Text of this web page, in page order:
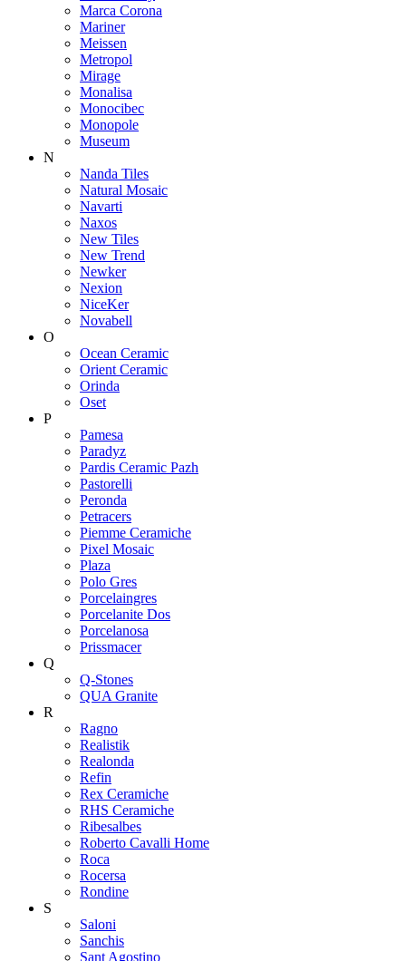
Marca Corona
Mariner
Meissen
Metropol
Mirage
Monalisa
Monocibec
Monopole
Museum
N
Nanda Tiles
Natural Mosaic
Navarti
Naxos
New Tiles
New Trend
Newker
Nexion
NiceKer
Novabell
O
Ocean Ceramic
Orient Ceramic
Orinda
Oset
P
Pamesa
Paradyz
Pardis Ceramic Pazh
Pastorelli
Peronda
Petracers
Piemme Ceramiche
Pixel Mosaic
Plaza
Polo Gres
Porcelaingres
Porcelanite Dos
Porcelanosa
Prissmacer
Q
Q-Stones
QUA Granite
R
Ragno
Realistik
Realonda
Refin
Rex Ceramiche
RHS Ceramiche
Ribesalbes
Roberto Cavalli Home
Roca
Rocersa
Rondine
S
Saloni
Sanchis
Sant Agostino